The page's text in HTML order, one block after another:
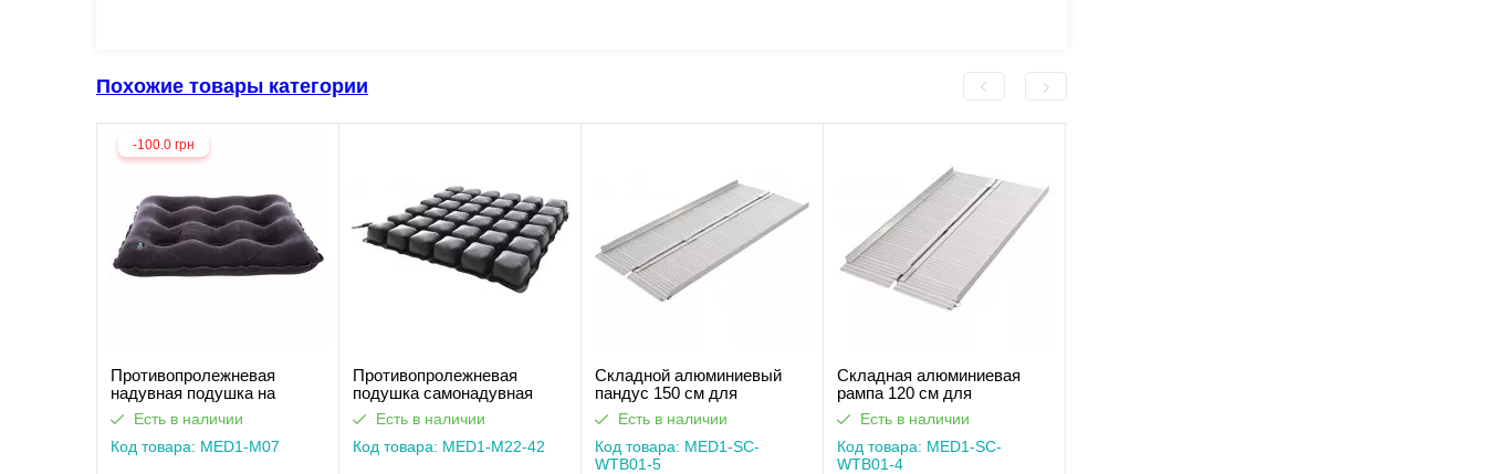
Похожие товары категории
-100.0 грн
Противопролежневая
надувная подушка на
сиденье или для
инвалидной коляски MED1-
M07
Есть в наличии
Код товара: MED1-M07
Противопролежневая
подушка самонадувная
MED1-M22-42. Работает
без света
Есть в наличии
Код товара: MED1-M22-42
Складной алюминиевый
пандус 150 см для
инвалидных колясок MED1-
SC-WTB01
Есть в наличии
Код товара: MED1-SC-
WTB01-5
Складная алюминиевая
рампа 120 см для
инвалидных колясок SC-
WTB01
Есть в наличии
Код товара: MED1-SC-
WTB01-4